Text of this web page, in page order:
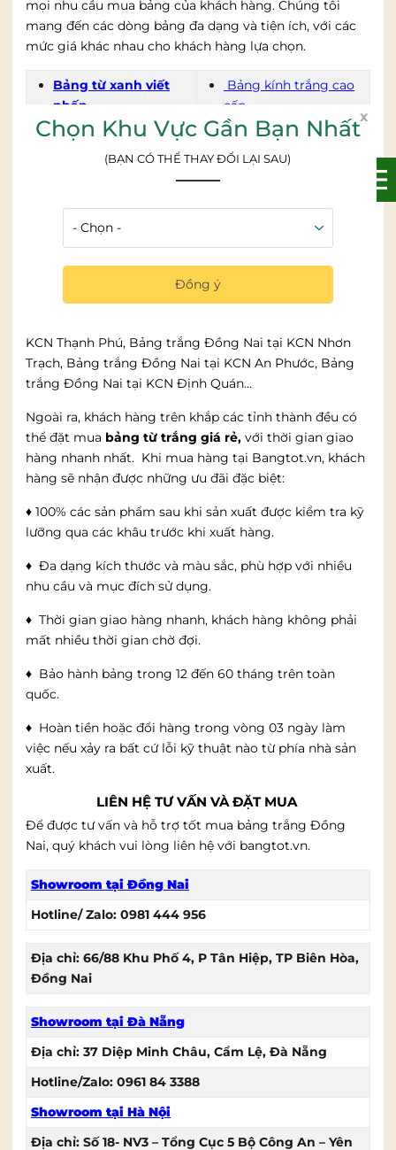
mọi nhu cầu mua bảng của khách hàng. Chúng tôi
mang đến các dòng bảng đa dạng và tiện ích, với các
mức giá khác nhau cho khách hàng lựa chọn.
Bảng từ xanh viết
phấn
Bảng kính trắng cao
cấp
Bảng ghim nỉ
Bangtot.vn Đồng Nai cung cấp và lắp đặt bảng nhanh
Long Khánh, Bảng trắng Đồng Nai tại KCN Ông Kèo,
Bảng trắng Đồng Nai tại KCN Tân Phú, Bảng trắng
KCN Thạnh Phú, Bảng trắng Đồng Nai tại KCN Nhơn
Trạch, Bảng trắng Đồng Nai tại KCN An Phước, Bảng
trắng Đồng Nai tại KCN Định Quán…
Ngoài ra, khách hàng trên khắp các tỉnh thành đều có
thể đặt mua bảng từ trắng giá rẻ, với thời gian giao
hàng nhanh nhất. Khi mua hàng tại Bangtot.vn, khách
hàng sẽ nhận được những ưu đãi đặc biệt:
♦ 100% các sản phẩm sau khi sản xuất được kiểm tra kỹ
lưỡng qua các khâu trước khi xuất hàng.
♦ Đa dạng kích thước và màu sắc, phù hợp với nhiều
nhu cầu và mục đích sử dụng.
♦ Thời gian giao hàng nhanh, khách hàng không phải
mất nhiều thời gian chờ đợi.
♦ Bảo hành bảng trong 12 đến 60 tháng trên toàn
quốc.
♦ Hoàn tiền hoặc đổi hàng trong vòng 03 ngày làm
việc nếu xảy ra bất cứ lỗi kỹ thuật nào từ phía nhà sản
xuất.
LIÊN HỆ TƯ VẤN VÀ ĐẶT MUA
Để được tư vấn và hỗ trợ tốt mua bảng trắng Đồng
Nai, quý khách vui lòng liên hệ với bangtot.vn.
Showroom tại Đồng Nai
Hotline/ Zalo: 0981 444 956
Địa chỉ: 66/88 Khu Phố 4, P Tân Hiệp, TP Biên Hòa,
Đồng Nai
Showroom tại Đà Nẵng
Địa chỉ: 37 Diệp Minh Châu, Cẩm Lệ, Đà Nẵng
Hotline/Zalo: 0961 84 3388
Showroom tại Hà Nội
Địa chỉ: Số 18- NV3 – Tổng Cục 5 Bộ Công An – Yên
x
Chọn Khu Vực Gần Bạn Nhất
(BẠN CÓ THỂ THAY ĐỔI LẠI SAU)
Đồng ý